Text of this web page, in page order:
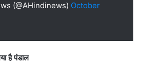
(@AHindinews) October
है पंडाल